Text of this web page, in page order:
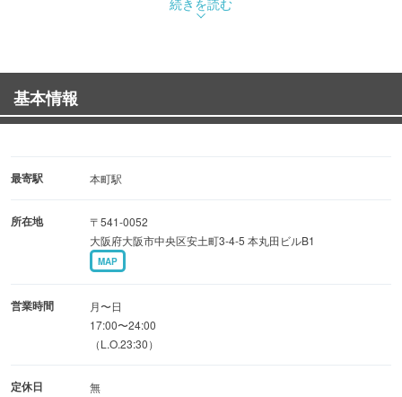
北海道ならではの食材が満載！！
■地酒多数！
全国各地の地酒！オリジナル銘柄も♪
北海道の地酒も多数ご用意致しております。
お客様に喜ばれるように営業をしていきます☆
皆様のご来店を心よりお待ち申し上げます!(^^)!
基本情報
最寄駅 本町駅
所在地
〒541-0052
大阪府大阪市中央区安土町3-4-5 本丸田ビルB1
MAP
営業時間
月〜日
17:00〜24:00
（L.O.23:30）
定休日 無